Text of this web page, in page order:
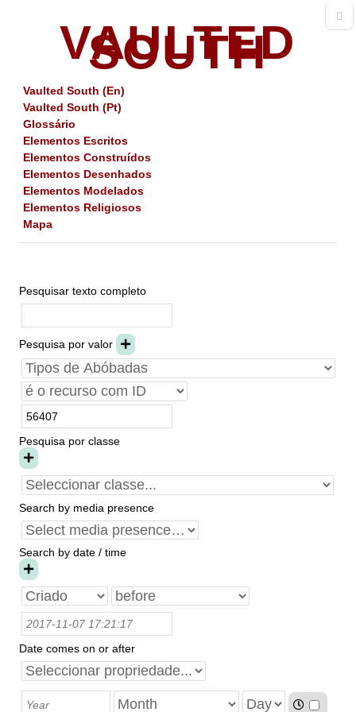
VAULTED
SOUTH
Vaulted South (En)
Vaulted South (Pt)
Glossário
Elementos Escritos
Elementos Construídos
Elementos Desenhados
Elementos Modelados
Elementos Religiosos
Mapa
Pesquisar texto completo
Pesquisa por valor
Pesquisa por classe
Search by media presence
Search by date / time
Date comes on or after